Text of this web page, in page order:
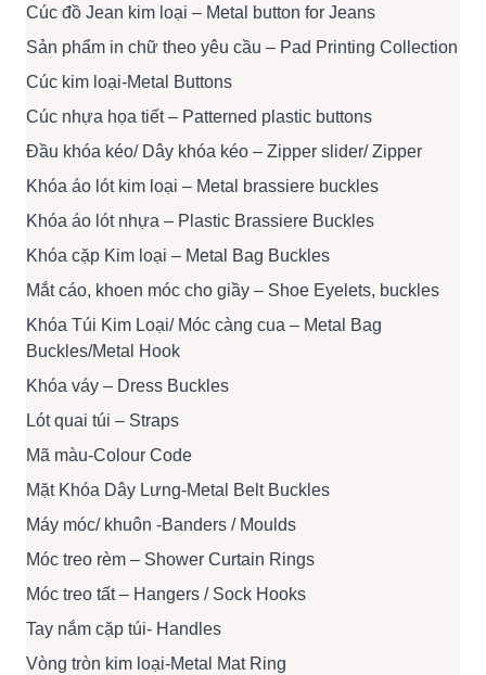
Cúc đồ Jean kim loại – Metal button for Jeans
Sản phẩm in chữ theo yêu cầu – Pad Printing Collection
Cúc kim loại-Metal Buttons
Cúc nhựa họa tiết – Patterned plastic buttons
Đầu khóa kéo/ Dây khóa kéo – Zipper slider/ Zipper
Khóa áo lót kim loại – Metal brassiere buckles
Khóa áo lót nhựa – Plastic Brassiere Buckles
Khóa cặp Kim loại – Metal Bag Buckles
Mắt cáo, khoen móc cho giầy – Shoe Eyelets, buckles
Khóa Túi Kim Loại/ Móc càng cua – Metal Bag
Buckles/Metal Hook
Khóa váy – Dress Buckles
Lót quai túi – Straps
Mã màu-Colour Code
Mặt Khóa Dây Lưng-Metal Belt Buckles
Máy móc/ khuôn -Banders / Moulds
Móc treo rèm – Shower Curtain Rings
Móc treo tất – Hangers / Sock Hooks
Tay nắm cặp túi- Handles
Vòng tròn kim loại-Metal Mat Ring